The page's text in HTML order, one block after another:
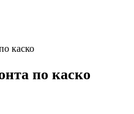
каско
по каско